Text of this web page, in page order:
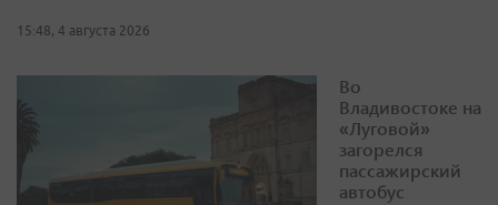
15:48, 4 августа 2026
Во
Владивостоке на
«Луговой»
загорелся
пассажирский
автобус